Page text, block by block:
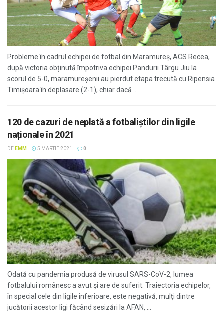
Probleme în cadrul echipei de fotbal din Maramureș, ACS Recea,
după victoria obținută împotriva echipei Pandurii Târgu Jiu la
scorul de 5-0, maramureșenii au pierdut etapa trecută cu Ripensia
Timișoara în deplasare (2-1), chiar dacă ...
120 de cazuri de neplată a fotbaliștilor din ligile
naționale în 2021
DE EMM 5 MARTIE 2021 0
Odată cu pandemia produsă de virusul SARS-CoV-2, lumea
fotbalului românesc a avut și are de suferit. Traiectoria echipelor,
în special cele din ligile inferioare, este negativă, mulți dintre
jucătorii acestor ligi făcând sesizări la AFAN, ...